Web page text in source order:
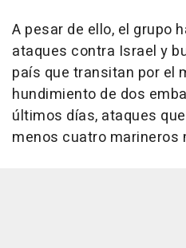
A pesar de ello, el grupo
ataques contra Israel y
país que transitan por el
hundimiento de dos
últimos días, ataques
menos cuatro marineros